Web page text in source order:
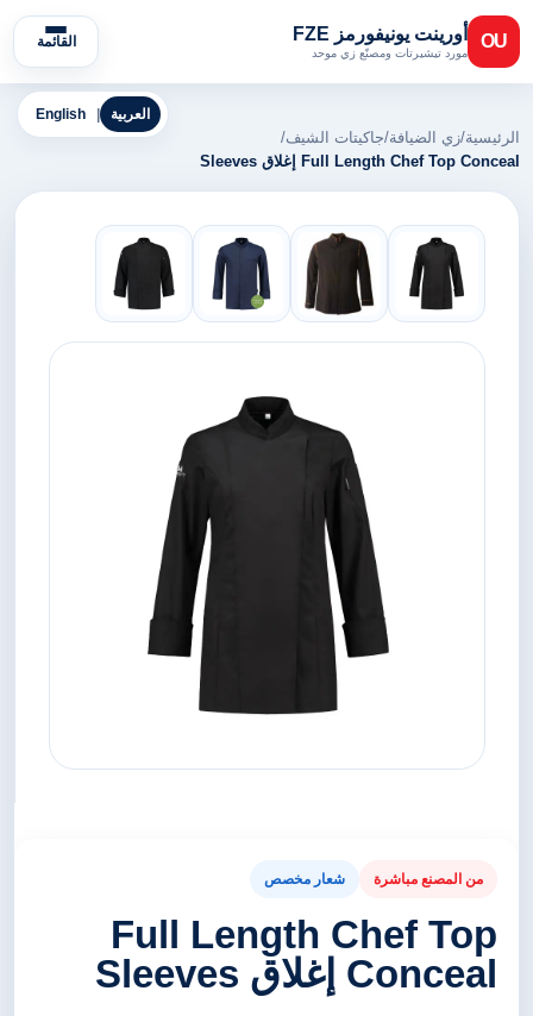
OU أورينت يونيفورمز FZE
مورد تيشيرتات ومصنّع زي موحد
القائمة
English العربية
الرئيسية/زي الضيافة/جاكيتات الشيف/
Full Length Chef Top Conceal إغلاق Sleeves
من المصنع مباشرة شعار مخصص
Full Length Chef Top
Conceal إغلاق Sleeves